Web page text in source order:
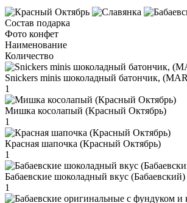
Состав подарка
Фото конфет
Наименование
Количество
Snickers minis шоколадный батончик,
1
Мишка косолапый (Красный Октябрь)
1
Красная шапочка (Красный Октябрь)
1
Бабаевские шоколадный вкус (Бабаевский)
1